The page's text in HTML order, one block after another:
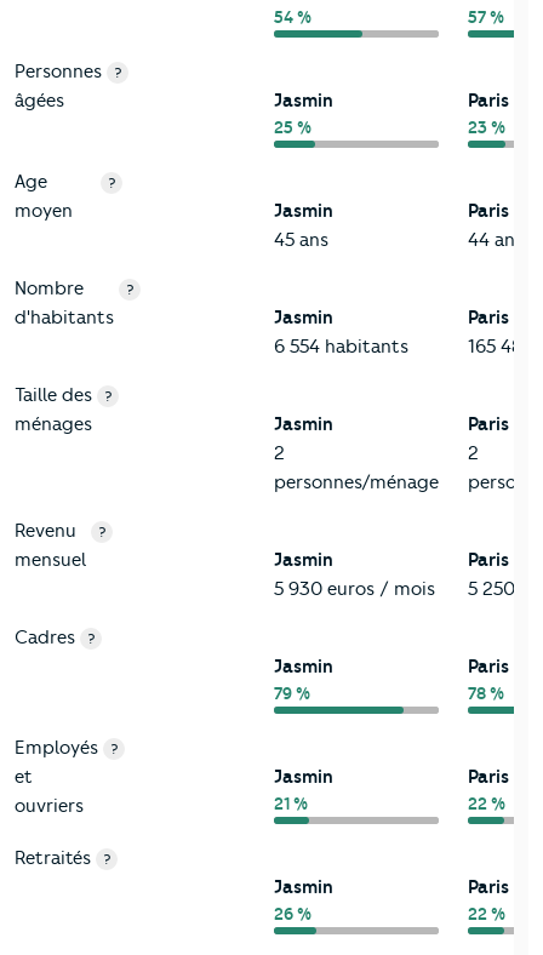
54 % 57 %
Personnes
âgées
?
Jasmin
25 %
Paris 16
23 %
Age
moyen
?
Jasmin
45 ans
Paris 16
44 ans
Nombre
d'habitants
?
Jasmin
6 554 habitants
Paris 16
165 487
Taille des
ménages
?
Jasmin
2
personnes/ménage
Paris 16
2
Revenu
mensuel
?
Jasmin
5 930 euros / mois
Paris 16
5 250
Cadres ?
Jasmin
79 %
Paris 16
78 %
Employés
et
ouvriers
?
Jasmin
21 %
Paris 16
22 %
Retraités ?
Jasmin
26 %
Paris 16
22 %